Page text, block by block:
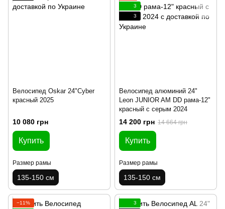
Велосипед Oskar 24"Cyber
красный 2025
10 080 грн
Купить
Размер рамы
135-150 см
3
3
Велосипед алюминий 24"
Leon JUNIOR AM DD рама-12"
красный с серым 2024
14 200 грн 14 664 грн
Купить
Размер рамы
135-150 см
−11%
3